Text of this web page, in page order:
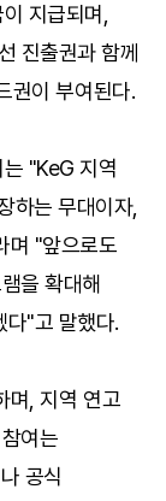
지급되며,
진출권과 함께
권이 부여된다.
"KeG 지역
하는 무대이자,
며 "앞으로도
을 확대해
다"고 말했다.
며, 지역 연고
여는
공식